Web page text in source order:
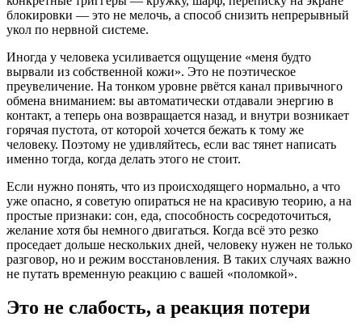
блокировки — это не мелочь, а способ снизить непрерывный
укол по нервной системе.
Иногда у человека усиливается ощущение «меня будто
вырвали из собственной кожи». Это не поэтическое
преувеличение. На тонком уровне рвётся канал привычного
обмена вниманием: вы автоматически отдавали энергию в
контакт, а теперь она возвращается назад, и внутри возникает
горячая пустота, от которой хочется бежать к тому же
человеку. Поэтому не удивляйтесь, если вас тянет написать
именно тогда, когда делать этого не стоит.
Если нужно понять, что из происходящего нормально, а что
уже опасно, я советую опираться не на красивую теорию, а на
простые признаки: сон, еда, способность сосредоточиться,
желание хотя бы немного двигаться. Когда всё это резко
проседает дольше нескольких дней, человеку нужен не только
разговор, но и режим восстановления. В таких случаях важно
не путать временную реакцию с вашей «поломкой».
Это не слабость, а реакция потери